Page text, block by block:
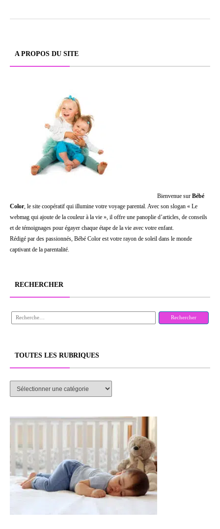
A PROPOS DU SITE
Bienvenue sur Bébé
Color, le site coopératif qui illumine votre voyage parental. Avec son slogan « Le
webmag qui ajoute de la couleur à la vie », il offre une panoplie d’articles, de conseils
et de témoignages pour égayer chaque étape de la vie avec votre enfant.
Rédigé par des passionnés, Bébé Color est votre rayon de soleil dans le monde
captivant de la parentalité.
RECHERCHER
Rechercher :
TOUTES LES RUBRIQUES
TOUTES
LES